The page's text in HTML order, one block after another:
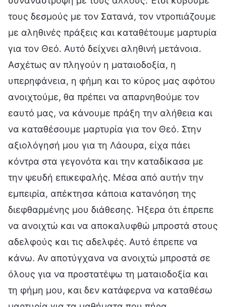
τους δεσμούς με τον Σατανά, τον ντροπιάζουμε
με αληθινές πράξεις και καταθέτουμε μαρτυρία
για τον Θεό. Αυτό δείχνει αληθινή μετάνοια.
Ασχέτως αν πληγούν η ματαιοδοξία, η
υπερηφάνεια, η φήμη και το κύρος μας αφότου
ανοιχτούμε, θα πρέπει να απαρνηθούμε τον
εαυτό μας, να κάνουμε πράξη την αλήθεια και
να καταθέσουμε μαρτυρία για τον Θεό. Στην
αξιολόγησή μου για τη Λάουρα, είχα πάει
κόντρα στα γεγονότα και την καταδίκασα με
την ψευδή επικεφαλής. Μέσα από αυτήν την
εμπειρία, απέκτησα κάποια κατανόηση της
διεφθαρμένης μου διάθεσης. Ήξερα ότι έπρεπε
να ανοιχτώ και να αποκαλυφθώ μπροστά στους
αδελφούς και τις αδελφές. Αυτό έπρεπε να
κάνω. Αν απoτύγχανα να ανοιχτώ μπροστά σε
όλους για να προστατέψω τη ματαιοδοξία και
τη φήμη μου, και δεν κατάφερνα να καταθέσω